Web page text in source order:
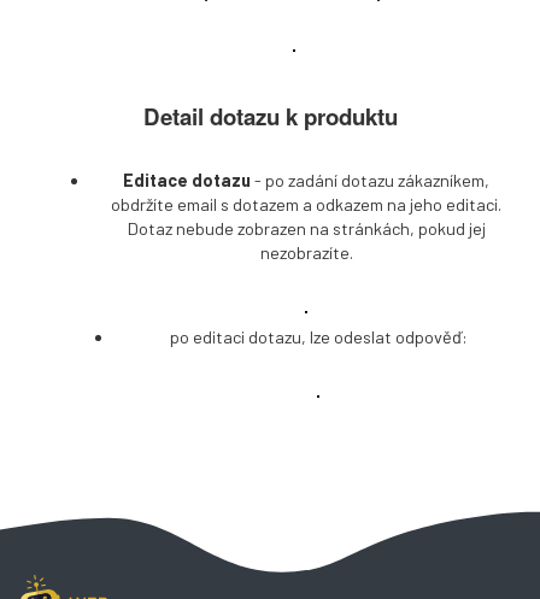
Detail dotazu k produktu
Editace dotazu - po zadání dotazu zákazníkem,
obdržíte email s dotazem a odkazem na jeho editaci.
Dotaz nebude zobrazen na stránkách, pokud jej
nezobrazíte.
po editaci dotazu, lze odeslat odpověď: